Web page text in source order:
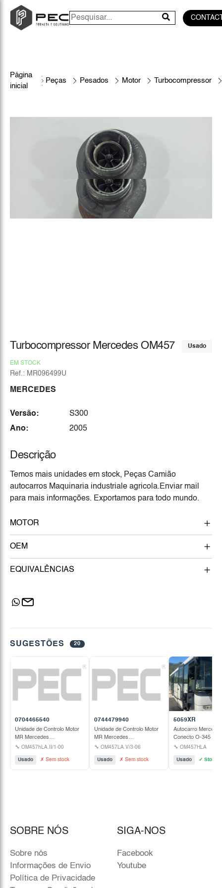
Página
inicial
Peças Pesados Motor Turbocompressor
Usado
Turbocompressor Mercedes OM457
EM STOCK
Ref.: MR096499U
MERCEDES
Versão:
S300
Ano:
2005
Descrição
Temos mais unidades em stock, Peças Camião
autocarros Maquinaria industriale agricola.Enviar mail
para mais informações. Exportamos para todo mundo.
MOTOR
OEM
EQUIVALÊNCIAS
SUGESTÕES 20
0704465540
Unidade de Controlo Motor
MR Mercedes
OM457hLA.II/1-00
🔧 OM457hLA.II/1-00
Usado ✗ Sem stock
0744479940
Unidade de Controlo Motor
MR Mercedes
OM457LA.V/3-06
🔧 OM457LA.V/3-06
Usado ✗ Sem stock
5059XR
Autocarro
Conecto O-345 -
🔧 OM457HLA
Usado ✓ Stock
SOBRE NÓS
Sobre nós
Informações de Envio
Política de Privacidade
SIGA-NOS
Facebook
Youtube